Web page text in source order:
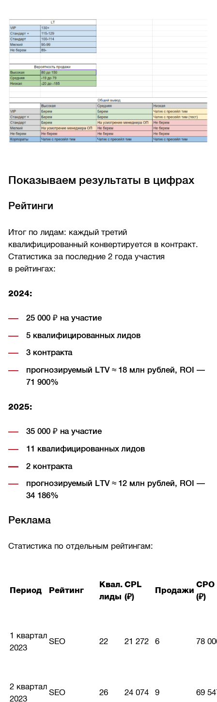
Показываем результаты в цифрах
Рейтинги
Итог по лидам: каждый третий
квалифицированный конвертируется в контракт.
Статистика за последние 2 года участия
в рейтингах:
2024:
25 000 ₽ на участие
5 квалифицированных лидов
3 контракта
прогнозируемый LTV ≈ 18 млн рублей, ROI —
71 900%
2025:
35 000 ₽ на участие
11 квалифицированных лидов
2 контракта
прогнозируемый LTV ≈ 12 млн рублей, ROI —
34 186%
Реклама
Статистика по отдельным рейтингам:
Период Рейтинг
Квал.
лиды
CPL
(₽)
Продажи
CPO
(₽)
1 квартал
2023
SEO 22 21 272 6 78
2 квартал
2023
SEO 26 24 074 9 69